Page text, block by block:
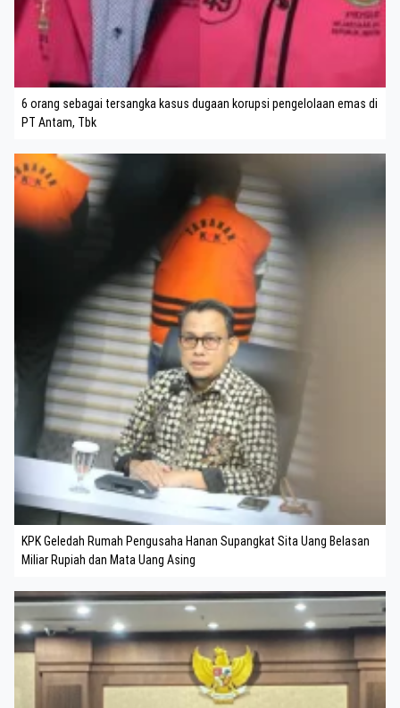
6 orang sebagai tersangka kasus dugaan korupsi pengelolaan emas di
PT Antam, Tbk
KPK Geledah Rumah Pengusaha Hanan Supangkat Sita Uang Belasan
Miliar Rupiah dan Mata Uang Asing